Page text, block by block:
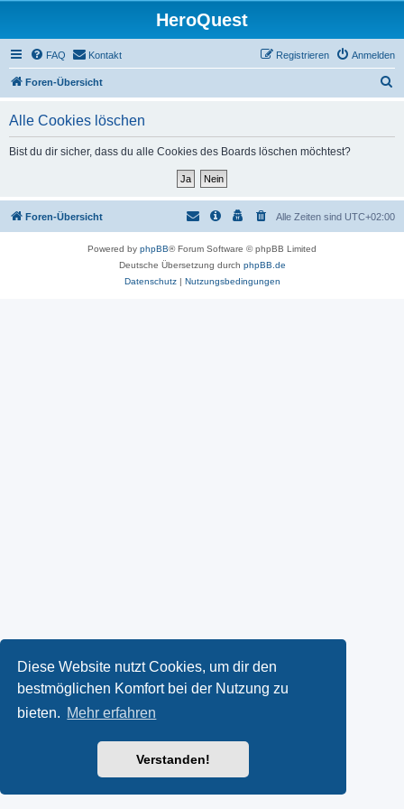
Diese Website nutzt Cookies, um dir den
bestmöglichen Komfort bei der Nutzung zu
bieten. Mehr erfahren
Verstanden!
HeroQuest
FAQ Kontakt Anmelden
Registrieren
Foren-Übersicht
Alle Cookies löschen
Bist du dir sicher, dass du alle Cookies des Boards löschen möchtest?
Foren-Übersicht Alle Zeiten sind UTC+02:00
Powered by phpBB® Forum Software © phpBB Limited
Deutsche Übersetzung durch phpBB.de
Datenschutz| Nutzungsbedingungen